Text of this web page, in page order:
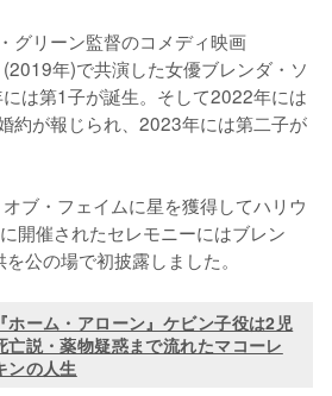
グリーン監督のコメディ映画
年)で共演した女優ブレンダ・ソ
は第1子が誕生。そして2022年には
約が報じられ、2023年には第二子が
ブ・フェイムに星を獲得してハリウ
開催されたセレモニーにはブレン
公の場で初披露しました。
ホーム・アローン』ケビン子役は2児
亡説・薬物疑惑まで流れたマコーレ
ンの人生